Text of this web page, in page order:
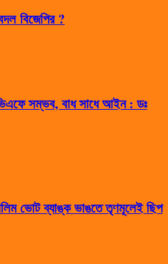
বিজেপির ?
সম্ভব, বাধ সাধে আইন : ডঃ
ভোট ব্যাঙ্ক ভাঙতে তৃণমূলেই ছিপ